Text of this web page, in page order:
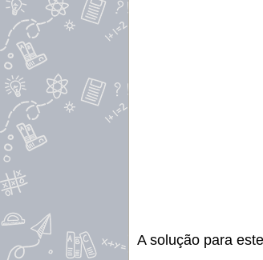
A solução para